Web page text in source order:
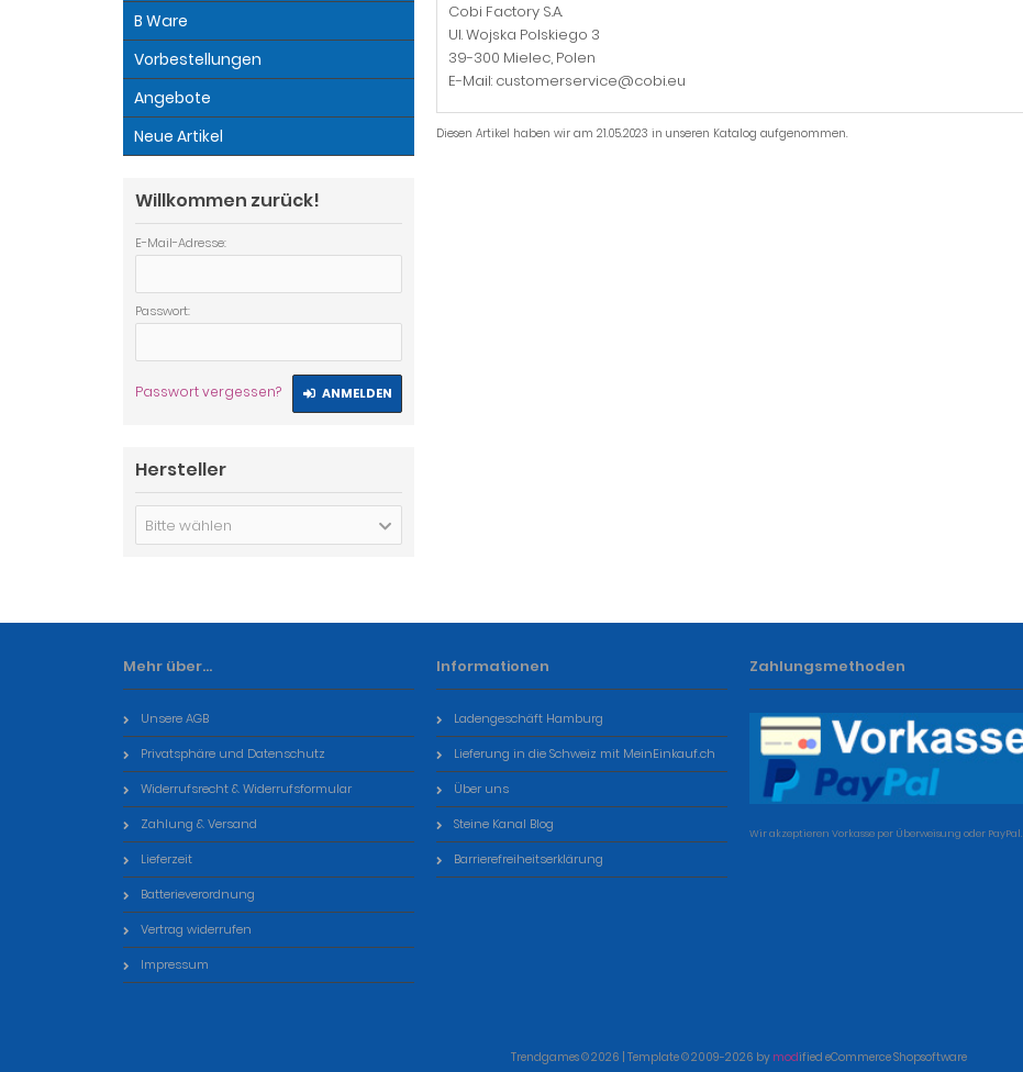
Cobi Factory S.A.
Ul. Wojska Polskiego 3
39-300 Mielec, Polen
E-Mail: customerservice@cobi.eu
Diesen Artikel haben wir am 21.05.2023 in unseren Katalog aufgenommen.
B Ware
Vorbestellungen
Angebote
Neue Artikel
Willkommen zurück!
E-Mail-Adresse:
Passwort:
Passwort vergessen? ANMELDEN
Hersteller
Bitte wählen
Mehr über...
Unsere AGB
Privatsphäre und Datenschutz
Widerrufsrecht & Widerrufsformular
Zahlung & Versand
Lieferzeit
Batterieverordnung
Vertrag widerrufen
Impressum
Informationen
Ladengeschäft Hamburg
Lieferung in die Schweiz mit MeinEinkauf.ch
Über uns
Steine Kanal Blog
Barrierefreiheitserklärung
Zahlungsmethoden
Wir akzeptieren Vorkasse per Überweisung oder PayPal.
Trendgames © 2026 | Template © 2009-2026 by modified eCommerce Shopsoftware